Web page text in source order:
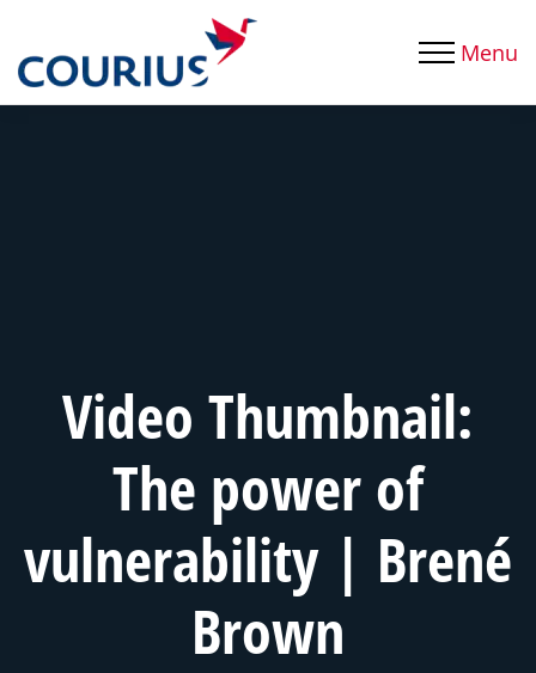
Menu
Video Thumbnail:
The power of
vulnerability | Brené
Brown